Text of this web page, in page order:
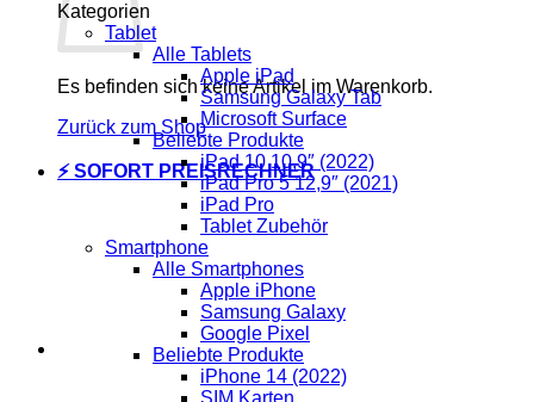
Es befinden sich keine Artikel im Warenkorb.
Zurück zum Shop
⚡ SOFORT PREISRECHNER
Kategorien
Tablet
Alle Tablets
Apple iPad
Samsung Galaxy Tab
Microsoft Surface
Beliebte Produkte
iPad 10 10,9″ (2022)
iPad Pro 5 12,9″ (2021)
iPad Pro
Tablet Zubehör
Smartphone
Alle Smartphones
Apple iPhone
Samsung Galaxy
Google Pixel
Beliebte Produkte
iPhone 14 (2022)
SIM Karten